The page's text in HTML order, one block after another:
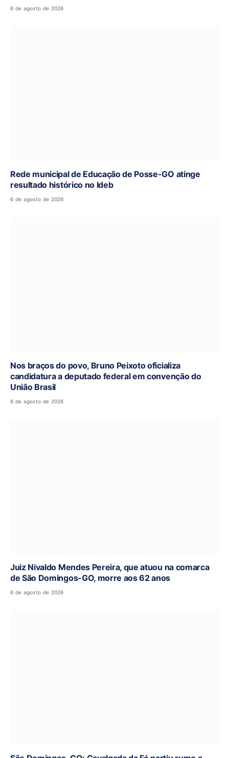
6 de agosto de 2026
Rede municipal de Educação de Posse-GO atinge
resultado histórico no Ideb
6 de agosto de 2026
Nos braços do povo, Bruno Peixoto oficializa
candidatura a deputado federal em convenção do
União Brasil
6 de agosto de 2026
Juiz Nivaldo Mendes Pereira, que atuou na comarca
de São Domingos-GO, morre aos 62 anos
6 de agosto de 2026